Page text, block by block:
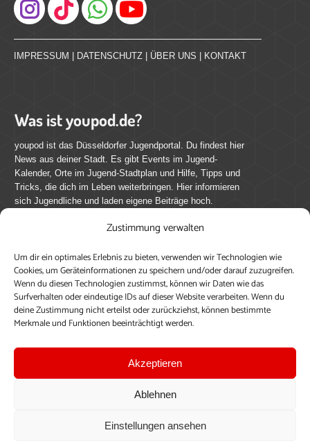
Zustimmung verwalten
Um dir ein optimales Erlebnis zu bieten, verwenden wir Technologien wie
Cookies, um Geräteinformationen zu speichern und/oder darauf zuzugreifen.
Wenn du diesen Technologien zustimmst, können wir Daten wie das
Surfverhalten oder eindeutige IDs auf dieser Website verarbeiten. Wenn du
deine Zustimmung nicht erteilst oder zurückziehst, können bestimmte
Merkmale und Funktionen beeinträchtigt werden.
Akzeptieren
Ablehnen
Einstellungen ansehen
Instagram
IMPRESSUM DATENSCHUTZ ÜBER UNS KONTAKT
Was ist youpod.de?
youpod ist das Düsseldorfer Jugendportal. Du findest hier
News aus deiner Stadt. Es gibt Events im Jugend-
Kalender, Orte im Jugend-Stadtplan und Hilfe, Tipps und
Tricks, die dich im Leben weiterbringen. Hier informieren
sich Jugendliche und laden eigene Beiträge hoch.
Mach mit bei youpod.de!
youpod.de lebt von Menschen wie dir. Sammel
journalistische Erfahrung, teile deine Perspektive und
veröffentliche deine Beiträge auf youpod.de.Du musst
dich anmelden, um alle Funktionen nutzen zu können, ein
Profil anzulegen, eigene Beiträge hochzuladen und zu
Einloggen